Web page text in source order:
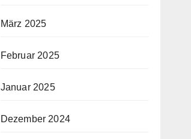
März 2025
Februar 2025
Januar 2025
Dezember 2024